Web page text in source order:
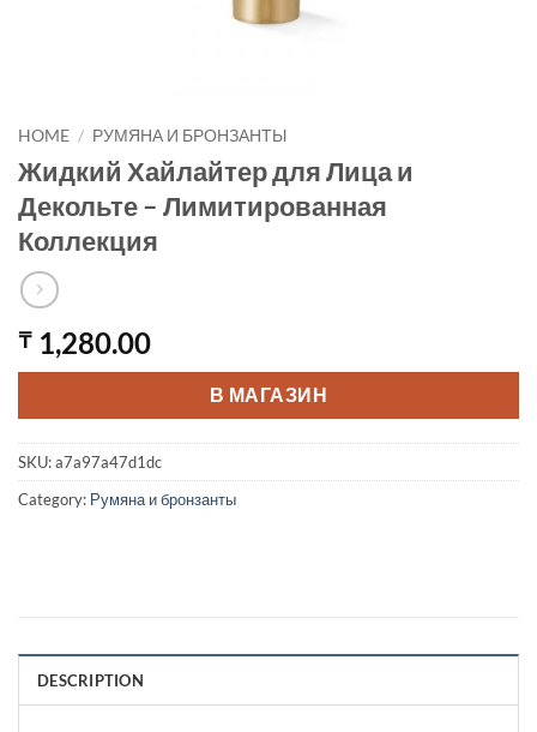
HOME / РУМЯНА И БРОНЗАНТЫ
Жидкий Хайлайтер для Лица и
Декольте – Лимитированная
Коллекция
₸ 1,280.00
В МАГАЗИН
SKU:a7a97a47d1dc
Category: Румяна и бронзанты
DESCRIPTION